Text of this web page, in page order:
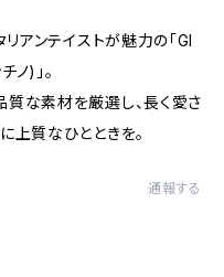
アンテイストが魅力の「GI
)」。
な素材を厳選し、長く愛さ
上質なひとときを。
通報する